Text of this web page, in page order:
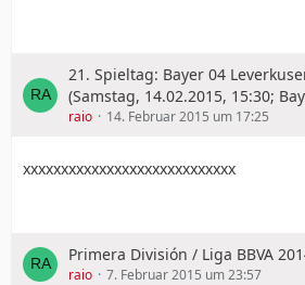
21. Spieltag: Bayer 04
(Samstag, 14.02.2015, 15:30;
raio 14. Februar 2015 um 17:25
xxxxxxxxxxxxxxxxxxxxxxxxxxxx
Primera División / Liga BBVA
raio 7. Februar 2015 um 23:57